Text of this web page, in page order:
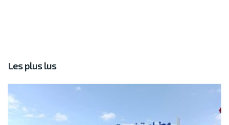
Les plus lus